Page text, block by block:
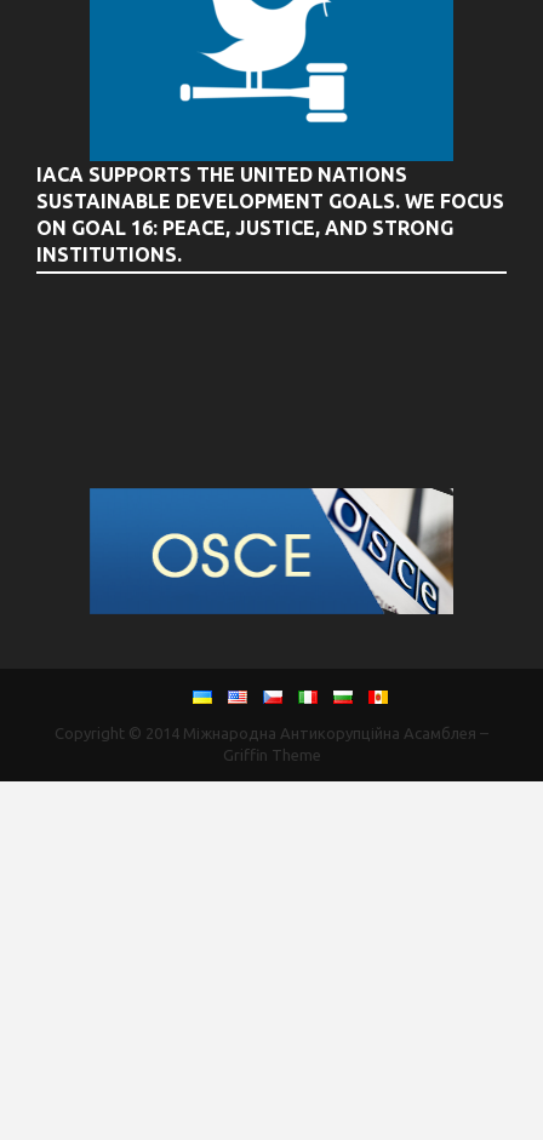
IACA SUPPORTS THE UNITED NATIONS
SUSTAINABLE DEVELOPMENT GOALS. WE FOCUS
ON GOAL 16: PEACE, JUSTICE, AND STRONG
INSTITUTIONS.
Copyright © 2014 Міжнародна Антикорупційна Асамблея –
Griffin Theme